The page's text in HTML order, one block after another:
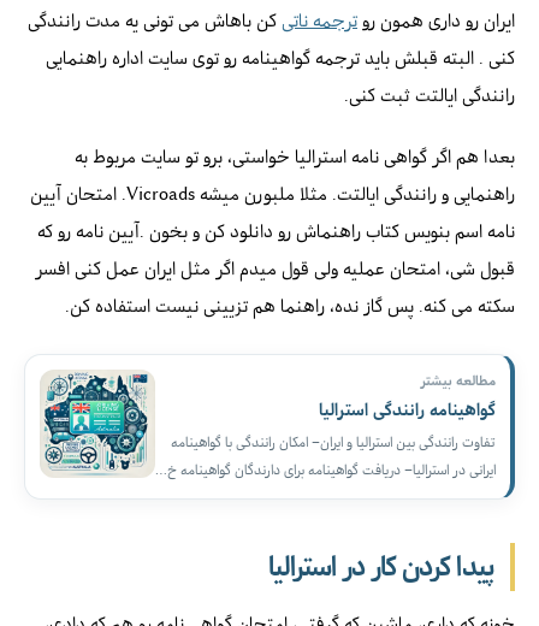
ایران رو داری همون رو ترجمه ناتی کن باهاش می تونی یه مدت رانندگی
کنی . البته قبلش باید ترجمه گواهینامه رو توی سایت اداره راهنمایی
رانندگی ایالتت ثبت کنی.
بعدا هم اگر گواهی نامه استرالیا خواستی، برو تو سایت مربوط به
راهنمایی و رانندگی ایالتت. مثلا ملبورن میشه Vicroads. امتحان آیین
نامه اسم بنویس کتاب راهنماش رو دانلود کن و بخون .آیین نامه رو که
قبول شی، امتحان عملیه ولی قول میدم اگر مثل ایران عمل کنی افسر
سکته می کنه. پس گاز نده، راهنما هم تزیینی نیست استفاده کن.
مطالعه بیشتر
گواهینامه رانندگی استرالیا
تفاوت رانندگی بین استرالیا و ایران– امکان رانندگی با گواهینامه
ایرانی در استرالیا– دریافت گواهینامه برای دارندگان گواهینامه خ…
پیدا کردن کار در استرالیا